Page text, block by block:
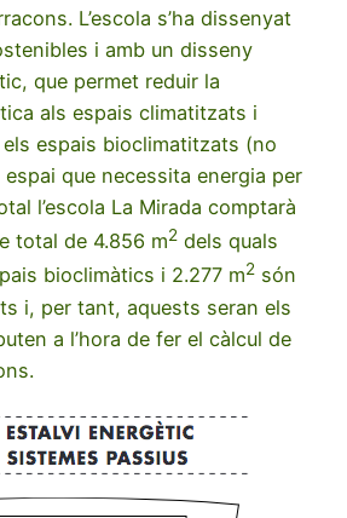
L’escola s’ha dissenyat
i amb un disseny
que permet reduir la
als espais climatitzats i
espais bioclimatitzats (no
que necessita energia per
l’escola La Mirada comptarà
total de 4.856 m2 dels quals
bioclimàtics i 2.277 m2 són
i, per tant, aquests seran els
a l’hora de fer el càlcul de